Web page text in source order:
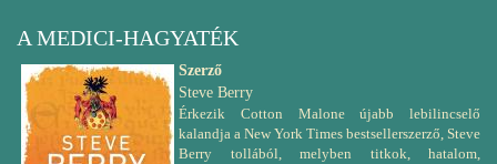
A MEDICI-HAGYATÉK
Szerző
Steve Berry
Érkezik Cotton Malone újabb lebilincselő
kalandja a New York Times bestsellerszerző, Steve
Berry tollából, melyben titkok, hatalom,